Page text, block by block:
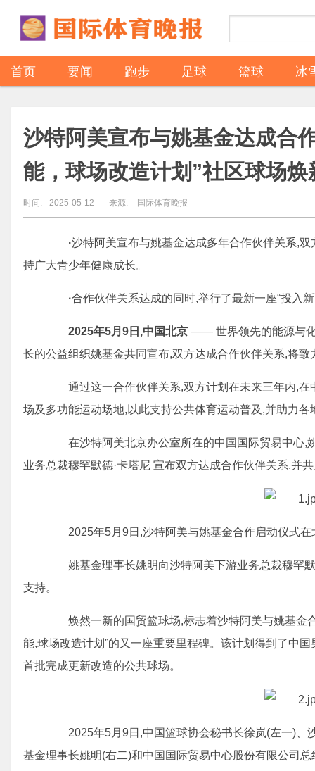
首页 要闻 跑步 足球 篮球 冰
沙特阿美宣布与姚基金达成合
能，球场改造计划”社区球场焕
时间: 2025-05-12 来源: 国际体育晚报
·沙特阿美宣布与姚基金达成多年合作伙伴关系,
持广大青少年健康成长。
·合作伙伴关系达成的同时,举行了最新一座“投入
2025年5月9日,中国北京 —— 世界领先的能源与
长的公益组织姚基金共同宣布,双方达成合作伙伴关系,将
通过这一合作伙伴关系,双方计划在未来三年内,在
场及多功能运动场地,以此支持公共体育运动普及,并助力
在沙特阿美北京办公室所在的中国国际贸易中心,
业务总裁穆罕默德·卡塔尼 宣布双方达成合作伙伴关系,并
2025年5月9日,沙特阿美与姚基金合作启动仪式在
姚基金理事长姚明向沙特阿美下游业务总裁穆罕默
支持。
焕然一新的国贸篮球场,标志着沙特阿美与姚基金
能,球场改造计划”的又一座重要里程碑。该计划得到了中
首批完成更新改造的公共球场。
2025年5月9日,中国篮球协会秘书长徐岚(左一)、
基金理事长姚明(右二)和中国国际贸易中心股份有限公司